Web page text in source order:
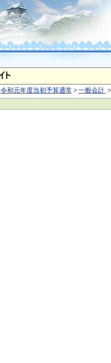
令和元年度当初予算通常 > 一般会計 >
お問合せ
本庁 〒540-8570
大阪市
〒559-8555